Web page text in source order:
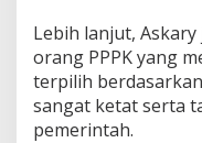
Lebih lanjut,
orang PPPK yang
terpilih
sangat ketat serta
pemerintah.